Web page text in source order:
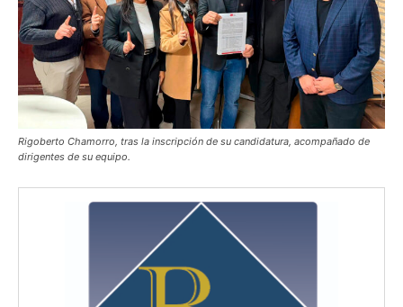
Rigoberto Chamorro, tras la inscripción de su candidatura, acompañado de
dirigentes de su equipo.